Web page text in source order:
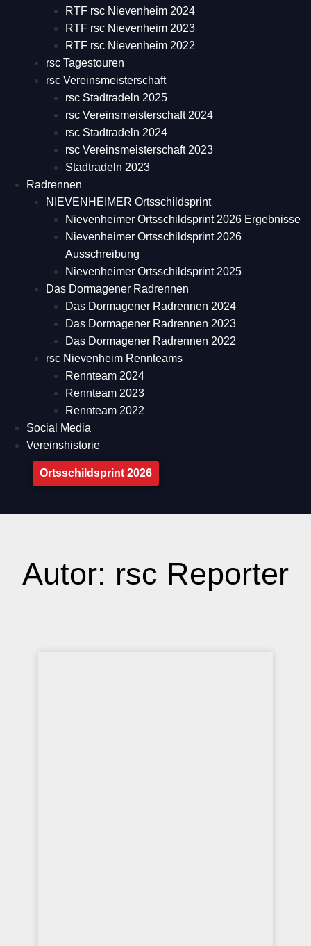
RTF rsc Nievenheim 2024
RTF rsc Nievenheim 2023
RTF rsc Nievenheim 2022
rsc Tagestouren
rsc Vereinsmeisterschaft
rsc Stadtradeln 2025
rsc Vereinsmeisterschaft 2024
rsc Stadtradeln 2024
rsc Vereinsmeisterschaft 2023
Stadtradeln 2023
Radrennen
NIEVENHEIMER Ortsschildsprint
Nievenheimer Ortsschildsprint 2026 Ergebnisse
Nievenheimer Ortsschildsprint 2026
Ausschreibung
Nievenheimer Ortsschildsprint 2025
Das Dormagener Radrennen
Das Dormagener Radrennen 2024
Das Dormagener Radrennen 2023
Das Dormagener Radrennen 2022
rsc Nievenheim Rennteams
Rennteam 2024
Rennteam 2023
Rennteam 2022
Social Media
Vereinshistorie
Ortsschildsprint 2026
Autor: rsc Reporter